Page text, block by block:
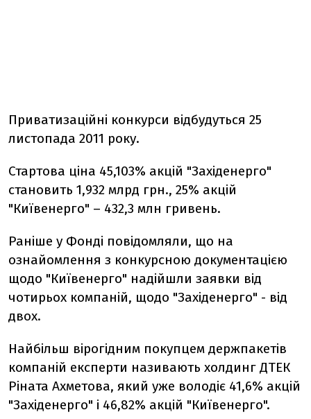
Приватизаційні конкурси відбудуться 25
листопада 2011 року.
Стартова ціна 45,103% акцій "Західенерго"
становить 1,932 млрд грн., 25% акцій
"Київенерго" – 432,3 млн гривень.
Раніше у Фонді повідомляли, що на
ознайомлення з конкурсною документацією
щодо "Київенерго" надійшли заявки від
чотирьох компаній, щодо "Західенерго" - від
двох.
Найбільш вірогідним покупцем держпакетів
компаній експерти називають холдинг ДТЕК
Ріната Ахметова, який уже володіє 41,6% акцій
"Західенерго" і 46,82% акцій "Київенерго".